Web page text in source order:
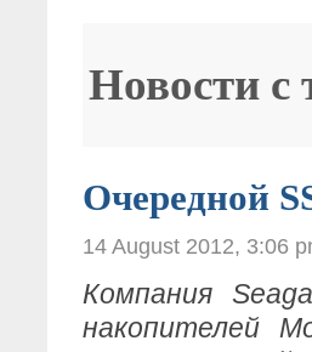
Новости с
Очередной
14 August 2012, 3:06
Компания
накопителей